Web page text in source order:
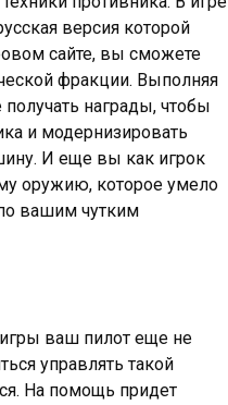
версия которой
сайте, вы сможете
фракции. Выполняя
награды, чтобы
и модернизировать
И еще вы как игрок
оружию, которое умело
вашим чутким
ваш пилот еще не
управлять такой
На помощь придет